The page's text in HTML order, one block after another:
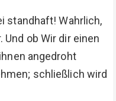
standhaft! Wahrlich,
Und ob Wir dir einen
angedroht
schließlich wird